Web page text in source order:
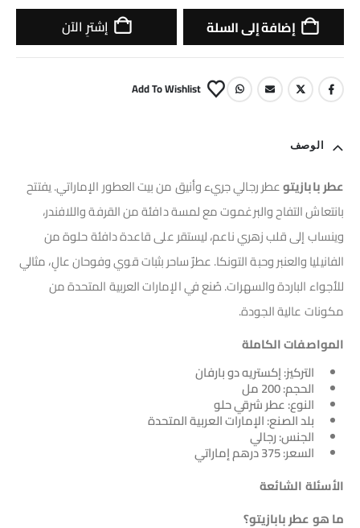
إضافة إلى السلة إشترِ الآن
Add To Wishlist
الوصف
عطر بابازيتوعطر رجالي جريء وأنيق من بيت العطور الإماراتي. يفتتح
بانتعاش التفاح والبرغموت مع لمسة دافئة من القرفة واللافندر،
وينساب إلى قلب زهري ناعم، ليستقر على قاعدة دافئة حلوة من
الفانيليا والعنبر وحبة التونكا. عطرٌ ساحر بثبات قوي وفوحان عالٍ، مثالي
للأجواء الباردة والسهرات. صُنع في الإمارات العربية المتحدة من
مكونات عالية الجودة.
المواصفات الكاملة
التركيز: إكستريه دو بارفان
الحجم: 200 مل
النوع: عطر شرقي حلو
بلد الصنع: الإمارات العربية المتحدة
الجنس: رجالي
السعر: 375 درهم إماراتي
الأسئلة الشائعة
ما هو عطر بابازيتو؟